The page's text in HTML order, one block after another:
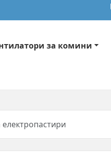
за комини